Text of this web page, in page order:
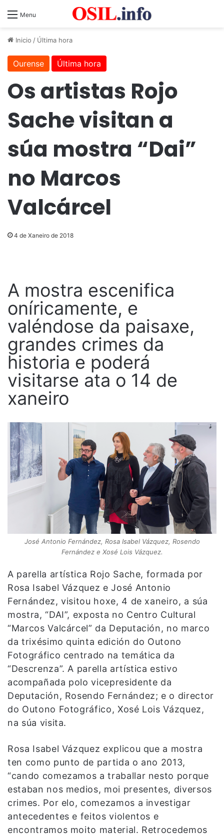
Menu
Inicio / Última hora
Ourense Última hora
Os artistas Rojo
Sache visitan a
súa mostra “Dai”
no Marcos
Valcárcel
4 de Xaneiro de 2018
A mostra escenifica
oníricamente, e
valéndose da paisaxe,
grandes crimes da
historia e poderá
visitarse ata o 14 de
xaneiro
José Antonio Fernández, Rosa Isabel Vázquez, Rosendo
Fernández e Xosé Lois Vázquez.
A parella artística Rojo Sache, formada por
Rosa Isabel Vázquez e José Antonio
Fernández, visitou hoxe, 4 de xaneiro, a súa
mostra, “DAI”, exposta no Centro Cultural
“Marcos Valcárcel” da Deputación, no marco
da trixésimo quinta edición do Outono
Fotográfico centrado na temática da
“Descrenza”. A parella artística estivo
acompañada polo vicepresidente da
Deputación, Rosendo Fernández; e o director
do Outono Fotográfico, Xosé Lois Vázquez,
na súa visita.
Rosa Isabel Vázquez explicou que a mostra
ten como punto de partida o ano 2013,
“cando comezamos a traballar nesto porque
estaban nos medios, moi presentes, diversos
crimes. Por elo, comezamos a investigar
antecedentes e feitos violentos e
encontramos moito material. Retrocedemos